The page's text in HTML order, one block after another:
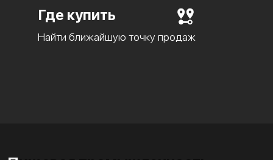
Где купить
Найти ближайшую точку продаж